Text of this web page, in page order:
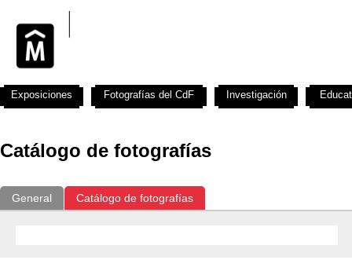
Catálogo de fotografías
General Catálogo de fotografías
Exposiciones Fotografías del CdF Investigación